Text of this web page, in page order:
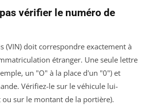
vérifier le numéro de
(VIN) doit correspondre exactement à
étranger. Une seule lettre
un "O" à la place d'un "0") et
Vérifiez-le sur le véhicule lui-
ou sur le montant de la portière).